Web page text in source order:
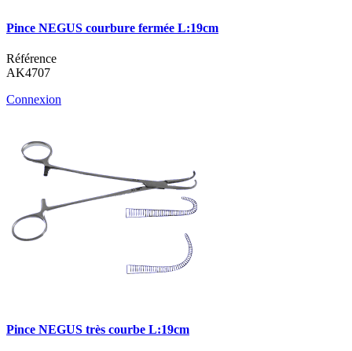
Pince NEGUS courbure fermée L:19cm
Référence
AK4707
Connexion
Pince NEGUS très courbe L:19cm